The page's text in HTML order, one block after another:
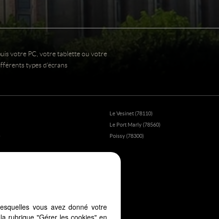
votre PC, votre tablette ou votre
types d'écrans
Le Vesinet (78110)
Le Port Marly (78560)
Poissy (78300)
vous avez donné votre
rubrique "Gérer les cookies" en